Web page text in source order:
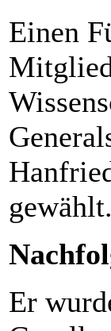
Einen
gewählt.
Er